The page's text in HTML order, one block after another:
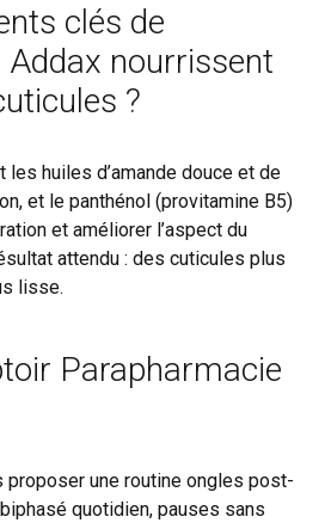
clés de
nourrissent
?
les huiles d’amande douce et de
et le panthénol (provitamine B5)
et améliorer l’aspect du
attendu : des cuticules plus
lisse.
Parapharmacie
proposer une routine ongles post-
quotidien, pauses sans